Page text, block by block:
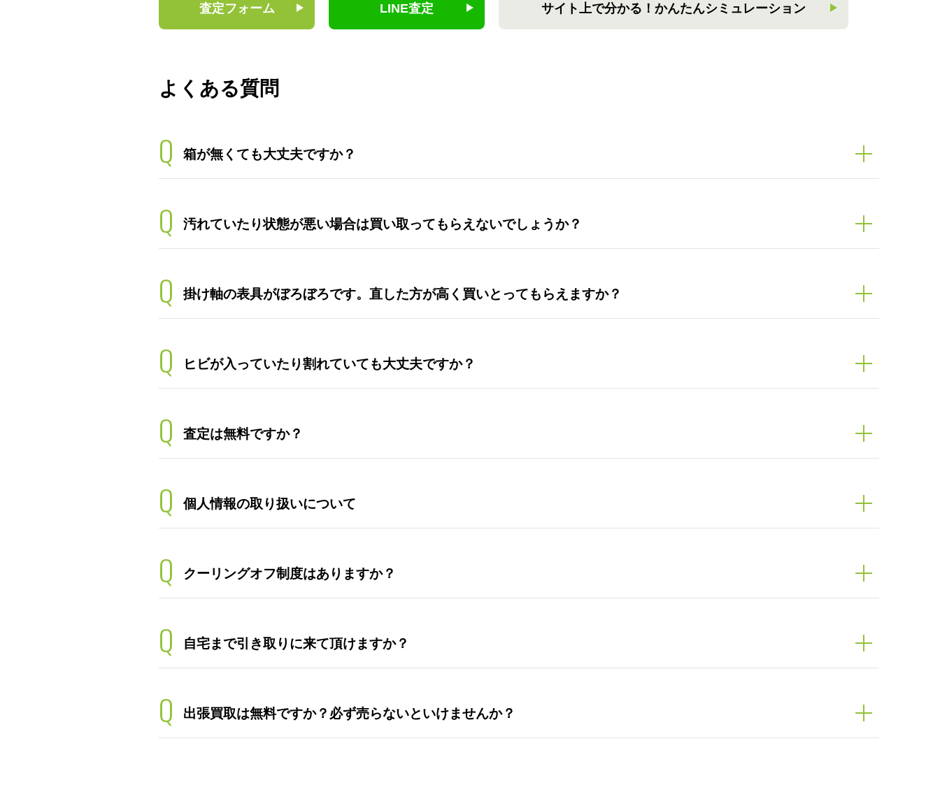
査定フォーム LINE査定 サイト上で分かる！ かんたんシミュレーション
よくある質問
Q 箱が無くても大丈夫ですか？
Q 汚れていたり状態が悪い場合は買い取ってもらえないでしょうか？
Q 掛け軸の表具がぼろぼろです。直した方が高く買いとってもらえますか？
Q ヒビが入っていたり割れていても大丈夫ですか？
Q 査定は無料ですか？
Q 個人情報の取り扱いについて
Q クーリングオフ制度はありますか？
Q 自宅まで引き取りに来て頂けますか？
Q 出張買取は無料ですか？必ず売らないといけませんか？